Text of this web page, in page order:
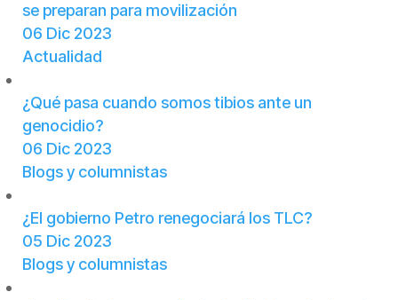
se preparan para movilización
06 Dic 2023
Actualidad
¿Qué pasa cuando somos tibios ante un
genocidio?
06 Dic 2023
Blogs y columnistas
¿El gobierno Petro renegociará los TLC?
05 Dic 2023
Blogs y columnistas